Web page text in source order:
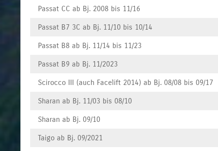
Passat CC ab Bj. 2008 bis 11/16
Passat B7 3C ab Bj. 11/10 bis 10/14
Passat B8 ab Bj. 11/14 bis 11/23
Passat B9 ab Bj. 11/2023
Scirocco III (auch Facelift 2014) ab Bj. 08/08 bis 09/17
Sharan ab Bj. 11/03 bis 08/10
Sharan ab Bj. 09/10
Taigo ab Bj. 09/2021